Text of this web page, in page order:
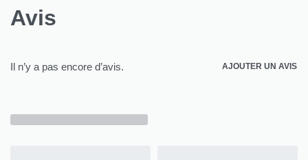
Avis
Il n’y a pas encore d’avis. AJOUTER UN AVIS